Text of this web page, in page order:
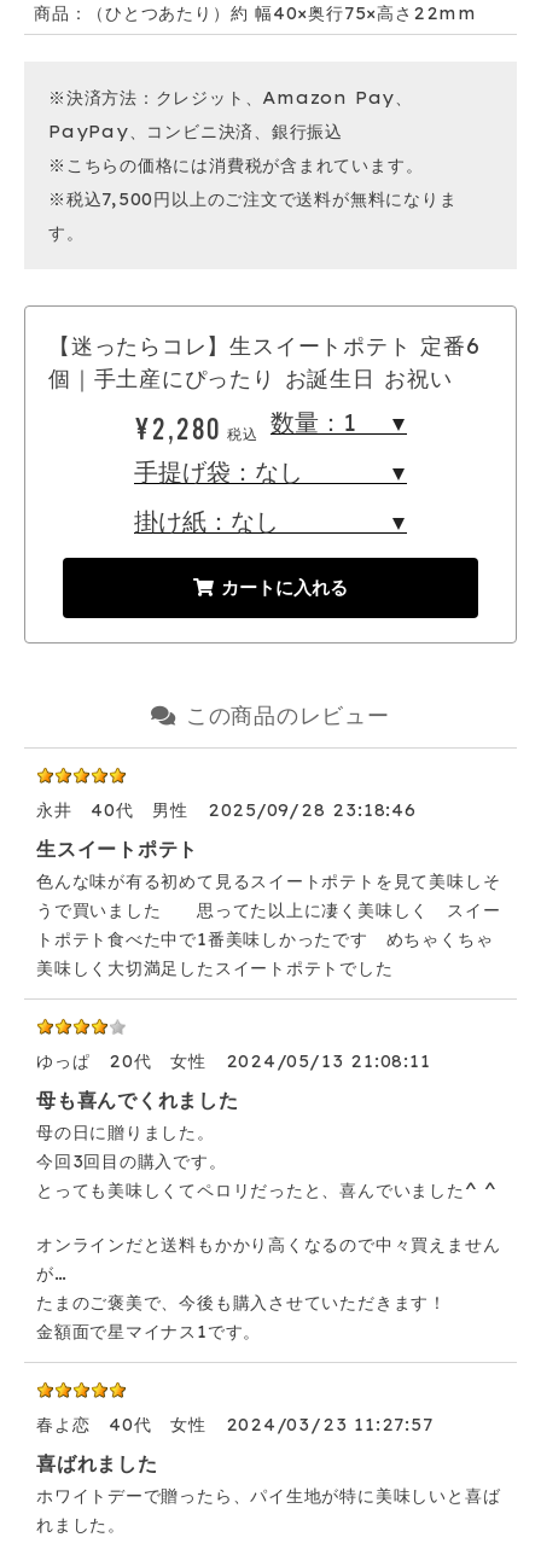
商品：（ひとつあたり）約 幅40×奥行75×高さ22mm
※決済方法：クレジット、Amazon Pay、
PayPay、コンビニ決済、銀行振込
※こちらの価格には消費税が含まれています。
※税込7,500円以上のご注文で送料が無料になりま
す。
【迷ったらコレ】生スイートポテト 定番6
個｜手土産にぴったり お誕生日 お祝い
¥2,280 税込
カートに入れる
この商品のレビュー
永井 40代 男性 2025/09/28 23:18:46
生スイートポテト
色んな味が有る初めて見るスイートポテトを見て美味しそ
うで買いました 思ってた以上に凄く美味しく スイー
トポテト食べた中で1番美味しかったです めちゃくちゃ
美味しく大切満足したスイートポテトでした
ゆっぱ 20代 女性 2024/05/13 21:08:11
母も喜んでくれました
母の日に贈りました。
今回3回目の購入です。
とっても美味しくてペロリだったと、喜んでいました^ ^
オンラインだと送料もかかり高くなるので中々買えません
が…
たまのご褒美で、今後も購入させていただきます！
金額面で星マイナス1です。
春よ恋 40代 女性 2024/03/23 11:27:57
喜ばれました
ホワイトデーで贈ったら、パイ生地が特に美味しいと喜ば
れました。